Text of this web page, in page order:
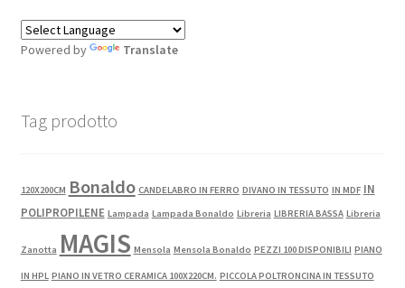
Powered by Translate
Tag prodotto
120X200CM Bonaldo CANDELABRO IN FERRO DIVANO IN TESSUTO IN MDF IN
POLIPROPILENE Lampada Lampada Bonaldo Libreria LIBRERIA BASSA Libreria
Zanotta MAGIS Mensola Mensola Bonaldo PEZZI 100 DISPONIBILI PIANO
IN HPL PIANO IN VETRO CERAMICA 100X220CM. PICCOLA POLTRONCINA IN TESSUTO